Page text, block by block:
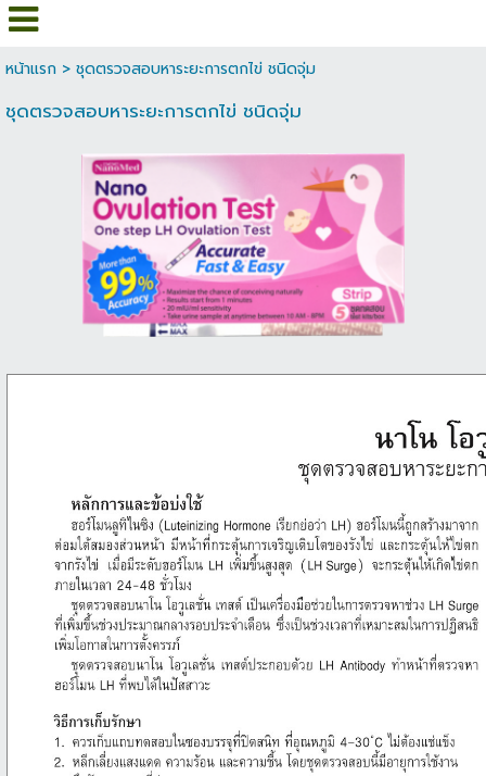
หน้าแรก> ชุดตรวจสอบหาระยะการตกไข่ ชนิดจุ่ม
ชุดตรวจสอบหาระยะการตกไข่ ชนิดจุ่ม